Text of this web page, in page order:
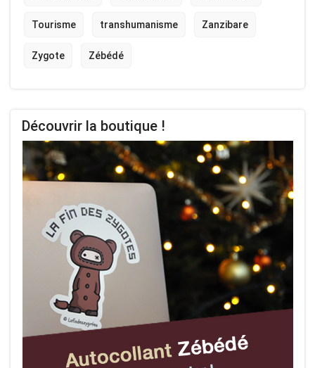
Tourisme transhumanisme Zanzibare
Zygote Zébédé
Découvrir la boutique !